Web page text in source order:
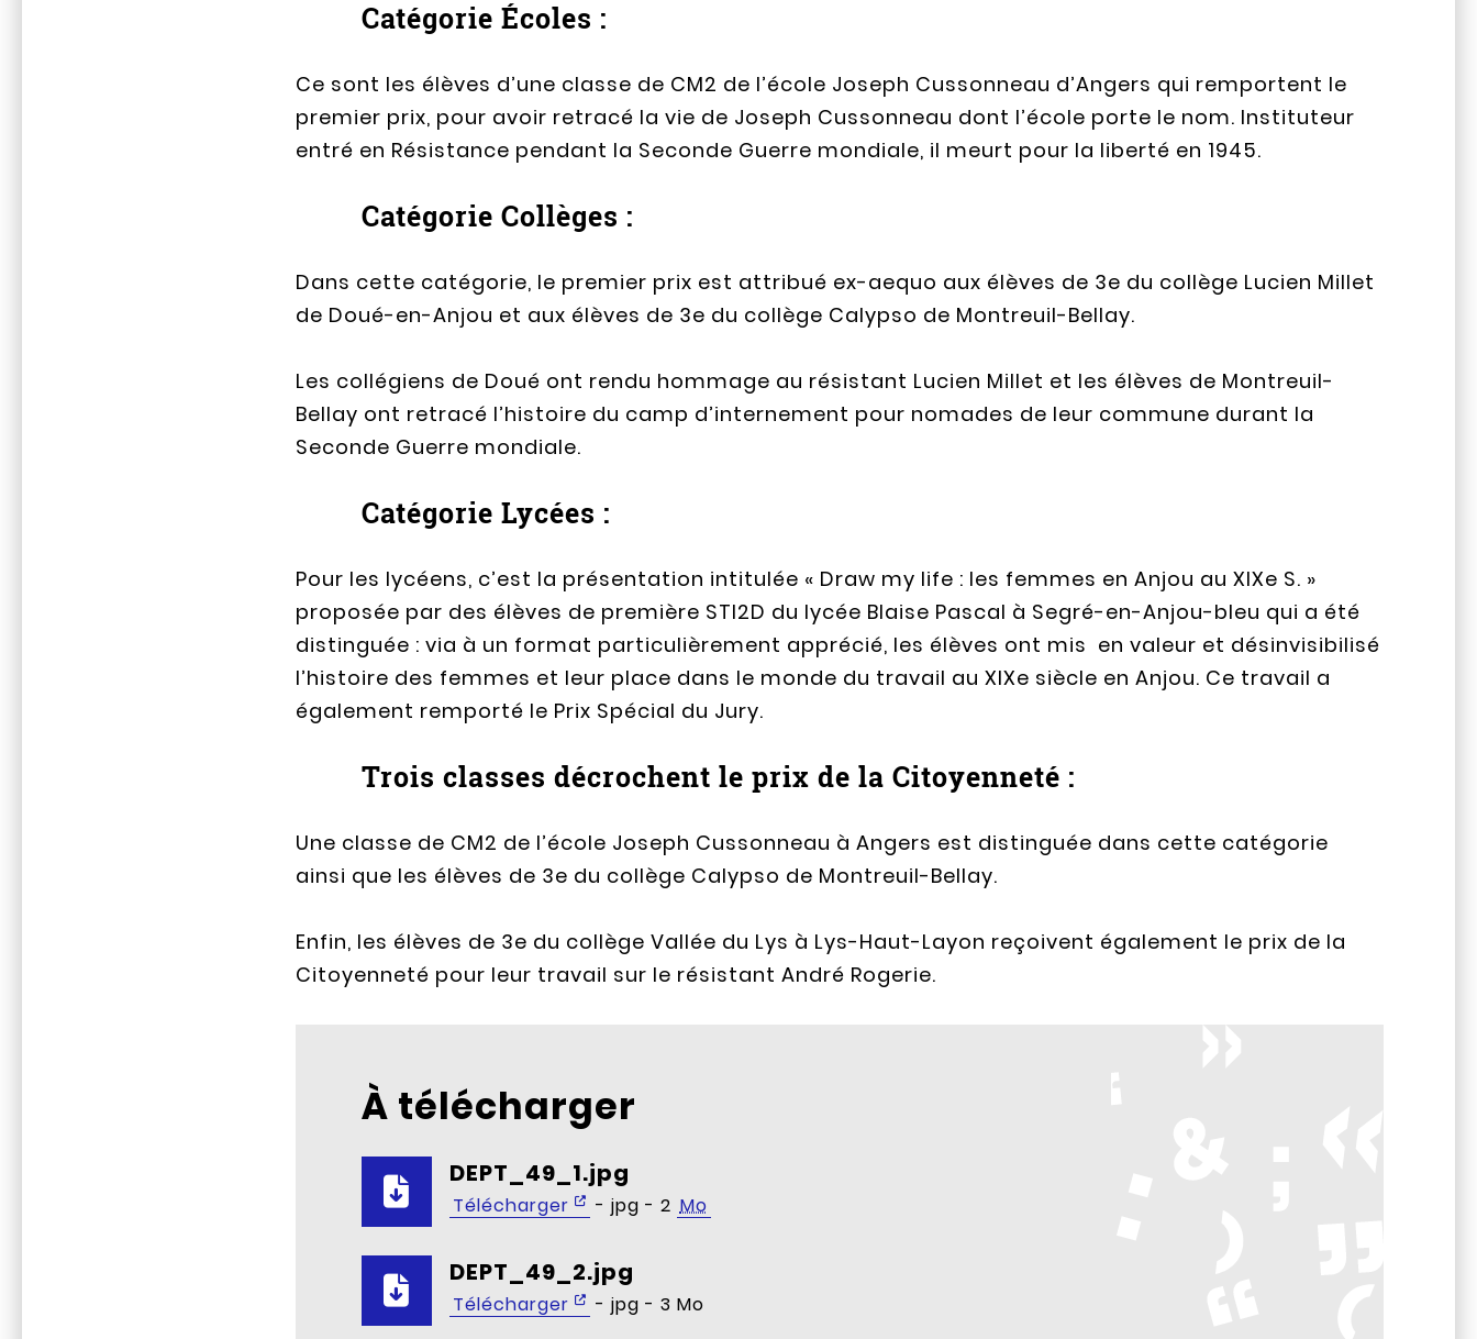
Catégorie Écoles :
Ce sont les élèves d’une classe de CM2 de l’école Joseph Cussonneau d’Angers qui remportent le
premier prix, pour avoir retracé la vie de Joseph Cussonneau dont l’école porte le nom. Instituteur
entré en Résistance pendant la Seconde Guerre mondiale, il meurt pour la liberté en 1945.
Catégorie Collèges :
Dans cette catégorie, le premier prix est attribué ex-aequo aux élèves de 3e du collège Lucien Millet
de Doué-en-Anjou et aux élèves de 3e du collège Calypso de Montreuil-Bellay.
Les collégiens de Doué ont rendu hommage au résistant Lucien Millet et les élèves de Montreuil-
Bellay ont retracé l’histoire du camp d’internement pour nomades de leur commune durant la
Seconde Guerre mondiale.
Catégorie Lycées :
Pour les lycéens, c’est la présentation intitulée « Draw my life : les femmes en Anjou au XIXe S. »
proposée par des élèves de première STI2D du lycée Blaise Pascal à Segré-en-Anjou-bleu qui a été
distinguée : via à un format particulièrement apprécié, les élèves ont mis en valeur et désinvisibilisé
l’histoire des femmes et leur place dans le monde du travail au XIXe siècle en Anjou. Ce travail a
également remporté le Prix Spécial du Jury.
Trois classes décrochent le prix de la Citoyenneté :
Une classe de CM2 de l’école Joseph Cussonneau à Angers est distinguée dans cette catégorie
ainsi que les élèves de 3e du collège Calypso de Montreuil-Bellay.
Enfin, les élèves de 3e du collège Vallée du Lys à Lys-Haut-Layon reçoivent également le prix de la
Citoyenneté pour leur travail sur le résistant André Rogerie.
À télécharger
DEPT_49_1.jpg
Télécharger - jpg - 2 Mo
DEPT_49_2.jpg
Télécharger - jpg - 3 Mo